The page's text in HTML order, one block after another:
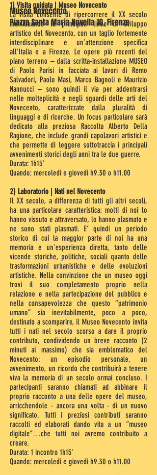
Museo Novecento
Piazza Santa Maria Novella 10, Firenze
1) Visita guidata | Museo Novecento
La visita consente di ripercorrere il XX secolo
individuando le principali linee di sviluppo
artistico del Novecento, con un taglio fortemente
interdisciplinare e un’attenzione specifica
all’Italia e a Firenze. Le opere più recenti del
piano terreno – dalla scritta-installazione MUSEO
di Paolo Parisi in facciata ai lavori di Remo
Salvadori, Paolo Masi, Marco Bagnoli e Maurizio
Nannucci – sono quindi il via per addentrarsi
nelle molteplicità e negli sguardi delle arti del
Novecento, caratterizzate dalla pluralità di
linguaggi e di ricerche. Un focus particolare sarà
dedicato alla preziosa Raccolta Alberto Della
Ragione, che include grandi capolavori artistici e
che permette di leggere sottotraccia i principali
avvenimenti storici degli anni tra le due guerre.
Durata: 1h15'
Quando: mercoledì e giovedì h9.30 o h11.00
2) Laboratorio | Nati nel Novecento
Il XX secolo, a differenza di tutti gli altri secoli,
ha una particolare caratteristica: molti di noi lo
hanno vissuto e attraversato, lo hanno plasmato e
ne sono stati plasmati. E’ quindi un periodo
storico di cui la maggior parte di noi ha una
memoria e un'esperienza diretta, tanto delle
vicende storiche, politiche, sociali quanto delle
trasformazioni urbanistiche e delle evoluzioni
artistiche. Nella convinzione che un museo oggi
trovi il suo completamento proprio nella
relazione e nella partecipazione del pubblico e
nella consapevolezza che questo “patrimonio
umano” sia inevitabilmente, poco a poco,
destinato a scomparire, il Museo Novecento invita
tutti i nati nel secolo scorso a dare il proprio
contributo, condividendo un breve racconto (2
minuti al massimo) che sia emblematico del
Novecento: un episodio personale, un
avvenimento, un ricordo che contribuirà a tenere
viva la memoria di un secolo ormai concluso. I
partecipanti saranno chiamati ad abbinare il
proprio racconto a una delle opere del museo,
arricchendole - ancora una volta - di un nuovo
significato. Tutti i preziosi contributi saranno
raccolti ed elaborati dando vita a un “museo
digitale"…che tutti noi avremo contribuito a
creare.
Durata: 1 incontro 1h15'
Quando: mercoledì e giovedì h9.30 o h11.00